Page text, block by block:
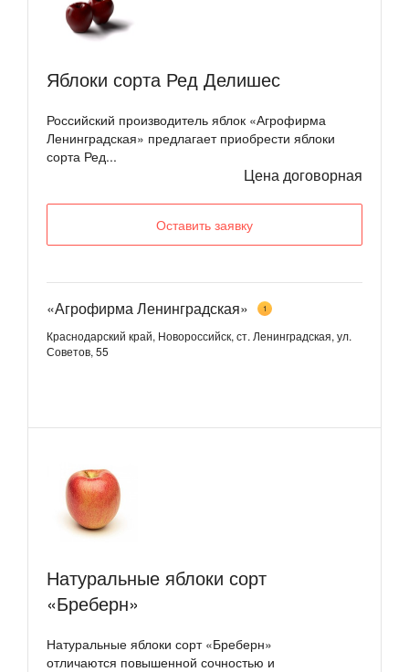
Яблоки сорта Ред Делишес
Российский производитель яблок «Агрофирма
Ленинградская» предлагает приобрести яблоки
сорта Ред...
Цена договорная
Оставить заявку
«Агрофирма Ленинградская» 1
Краснодарский край, Новороссийск, ст. Ленинградская, ул.
Советов, 55
Натуральные яблоки сорт
«Бреберн»
Натуральные яблоки сорт «Бреберн»
отличаются повышенной сочностью и